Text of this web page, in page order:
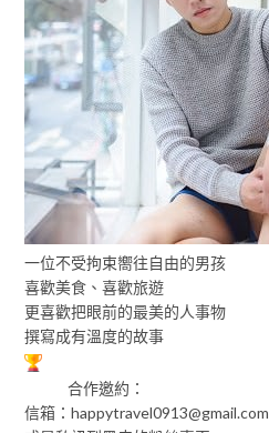
一位不受拘束嚮往自由的男孩
喜歡美食、喜歡旅遊
更喜歡把眼前的最美的人事物
撰寫成有溫度的故事
合作邀約：
信箱：happytravel0913@gmail.com